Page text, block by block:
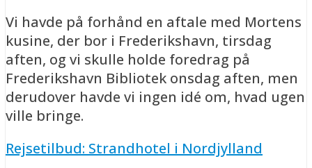
Vi havde på forhånd en aftale med Mortens
kusine, der bor i Frederikshavn, tirsdag
aften, og vi skulle holde foredrag på
Frederikshavn Bibliotek onsdag aften, men
derudover havde vi ingen idé om, hvad ugen
ville bringe.
Rejsetilbud: Strandhotel i Nordjylland